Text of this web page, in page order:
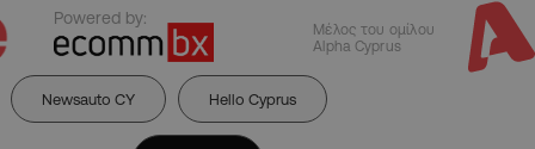
Powered by:
Μέλος του ομίλου
Alpha Cyprus
Newsauto CY Hello Cyprus